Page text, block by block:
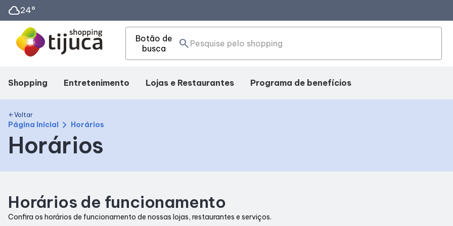
cloud24°
Botão de
busca
search
Shopping
Mapa Interno
Facilidades
Como Chegar
Horários
Entretenimento
Fique por dentro
Eventos
Lojas e Restaurantes
Taste
Programa de benefícios
arrow_backVoltar
Página Inicial chevron_right Horários
Horários
Horários de funcionamento
Confira os horários de funcionamento de nossas lojas, restaurantes e serviços.